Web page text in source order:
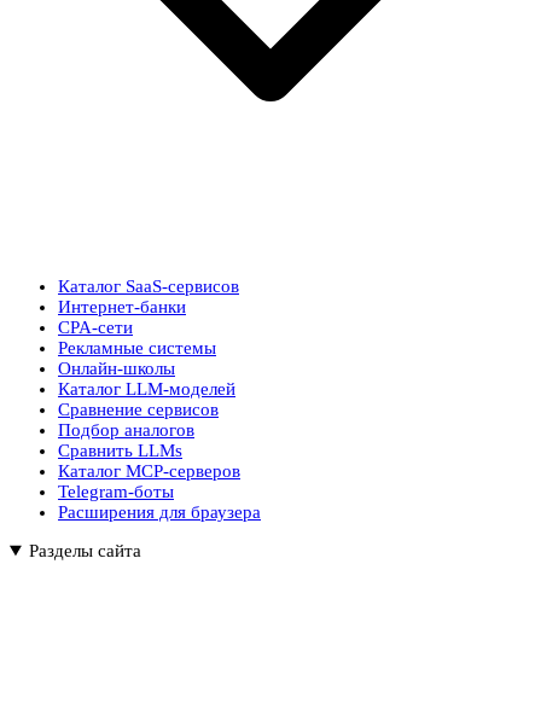
Каталог SaaS-сервисов
Интернет-банки
CPA-сети
Рекламные системы
Онлайн-школы
Каталог LLM-моделей
Сравнение сервисов
Подбор аналогов
Сравнить LLMs
Каталог MCP-серверов
Telegram-боты
Расширения для браузера
Разделы сайта